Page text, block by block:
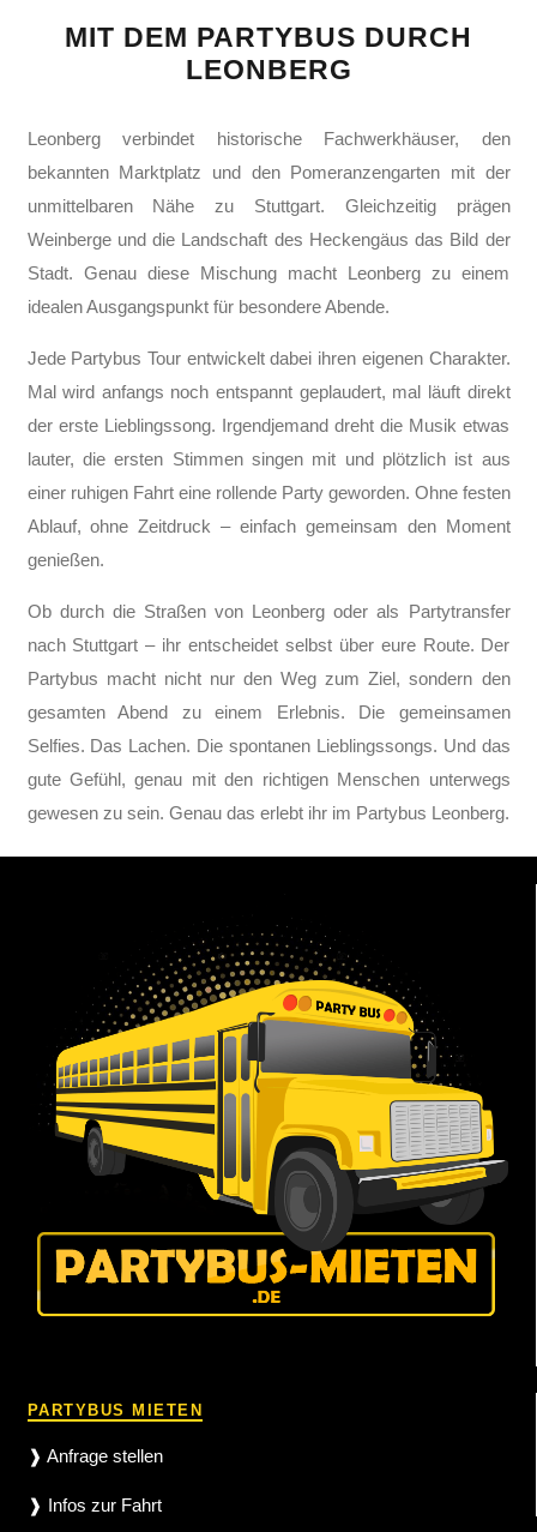
MIT DEM PARTYBUS DURCH
LEONBERG
Leonberg verbindet historische Fachwerkhäuser, den
bekannten Marktplatz und den Pomeranzengarten mit der
unmittelbaren Nähe zu Stuttgart. Gleichzeitig prägen
Weinberge und die Landschaft des Heckengäus das Bild der
Stadt. Genau diese Mischung macht Leonberg zu einem
idealen Ausgangspunkt für besondere Abende.
Jede Partybus Tour entwickelt dabei ihren eigenen Charakter.
Mal wird anfangs noch entspannt geplaudert, mal läuft direkt
der erste Lieblingssong. Irgendjemand dreht die Musik etwas
lauter, die ersten Stimmen singen mit und plötzlich ist aus
einer ruhigen Fahrt eine rollende Party geworden. Ohne festen
Ablauf, ohne Zeitdruck – einfach gemeinsam den Moment
genießen.
Ob durch die Straßen von Leonberg oder als Partytransfer
nach Stuttgart – ihr entscheidet selbst über eure Route. Der
Partybus macht nicht nur den Weg zum Ziel, sondern den
gesamten Abend zu einem Erlebnis. Die gemeinsamen
Selfies. Das Lachen. Die spontanen Lieblingssongs. Und das
gute Gefühl, genau mit den richtigen Menschen unterwegs
gewesen zu sein. Genau das erlebt ihr im Partybus Leonberg.
PARTYBUS MIETEN
❱ Anfrage stellen
❱ Infos zur Fahrt